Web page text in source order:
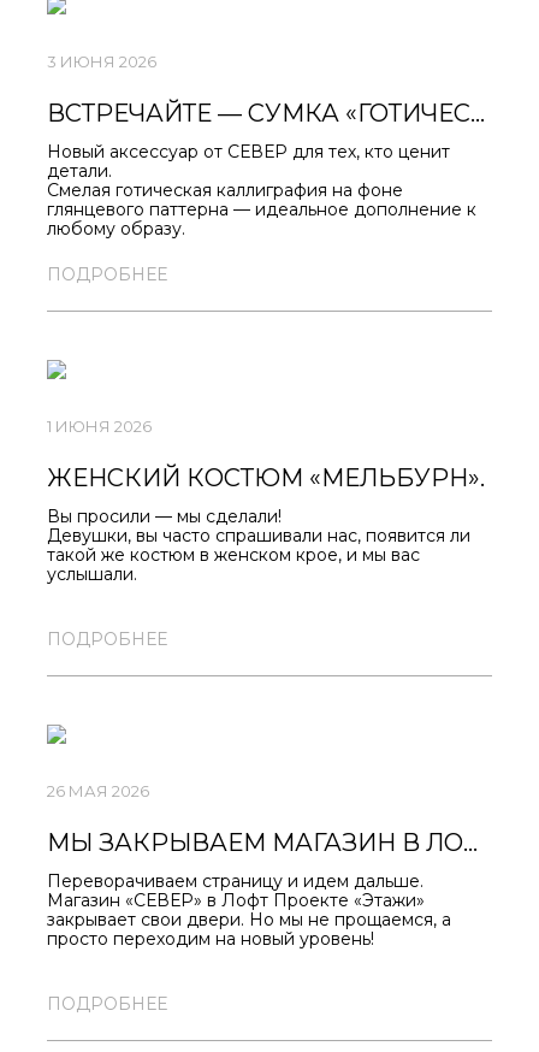
3 ИЮНЯ 2026
ВСТРЕЧАЙТЕ — СУМКА «ГОТИЧЕСКАЯ ВЯЗЬ».
Новый аксессуар от СЕВЕР для тех, кто ценит
детали.
Смелая готическая каллиграфия на фоне
глянцевого паттерна — идеальное дополнение к
любому образу.
HTTPS://SEVERAPPAREL.COM/SHOP/301/80447/
ПОДРОБНЕЕ
1 ИЮНЯ 2026
ЖЕНСКИЙ КОСТЮМ «МЕЛЬБУРН».
Вы просили — мы сделали!
Девушки, вы часто спрашивали нас, появится ли
такой же костюм в женском крое, и мы вас
услышали.
женский костюм «Мельбурн».
Чтобы вам было максимально удобно подбирать
размер и собирать образы, мы разделили его на
Первая партия лимитирована, поэтому советуем
быть наготове.
старт продаж и успеть забрать свой размер!
ПОДРОБНЕЕ
26 МАЯ 2026
МЫ ЗАКРЫВАЕМ МАГАЗИН В ЛОФТ ПРОЕКТЕ «ЭТАЖИ». СЛЕДУЮЩАЯ ОСТАНОВКА — ПРОСТРАНСТВО «СЕНО»!
Переворачиваем страницу и идем дальше.
Магазин «СЕВЕР» в Лофт Проекте «Этажи»
закрывает свои двери. Но мы не прощаемся, а
просто переходим на новый уровень!
магазин в стильном пространстве «Сено».
Запоминайте наш будущий адрес: Санкт-
Петербург, ул. Гороховая, 47-49.
ПОДРОБНЕЕ